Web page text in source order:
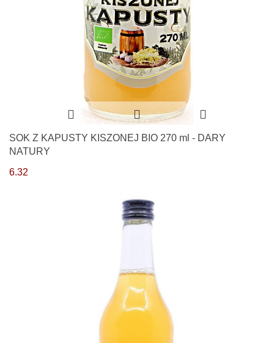
SOK Z KAPUSTY KISZONEJ BIO 270 ml - DARY
NATURY
6.32